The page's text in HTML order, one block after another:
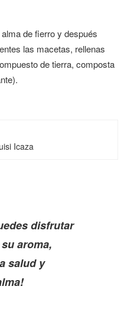
de fierro y después
las macetas, rellenas
de tierra, composta
Icaza
disfrutar
aroma,
salud y